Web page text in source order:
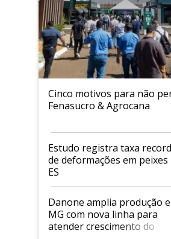
Cinco motivos para não
Fenasucro & Agrocana
Estudo registra taxa
de deformações em peixes
ES
Danone amplia produção
MG com nova linha para
atender crescimento do